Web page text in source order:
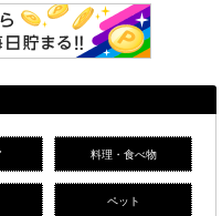
料理・食べ物
ペット